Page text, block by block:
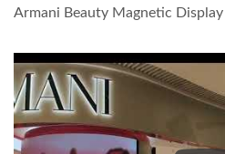
Armani Beauty Magnetic